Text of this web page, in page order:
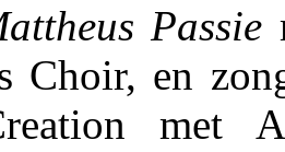
Passie
Choir, en
met